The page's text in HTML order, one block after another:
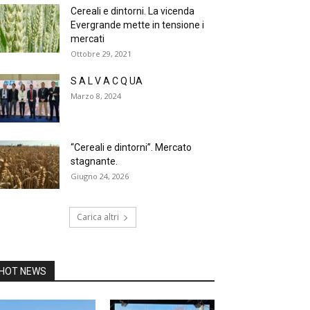
Cereali e dintorni. La vicenda
Evergrande mette in tensione i
mercati
Ottobre 29, 2021
S A L V A C Q UA
Marzo 8, 2024
“Cereali e dintorni”. Mercato
stagnante.
Giugno 24, 2026
Carica altri
NEWS